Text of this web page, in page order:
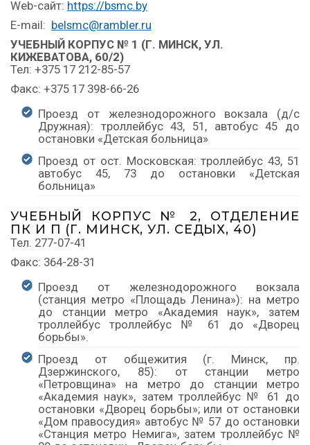
Web-сайт: https://bsmc.by
E-mail: belsmc@rambler.ru
УЧЕБНЫЙ КОРПУС № 1 (Г. МИНСК, УЛ.
КИЖЕВАТОВА, 60/2)
Тел: +375 17 212-85-57
Факс: +375 17 398-66-26
Проезд от железнодорожного вокзала (д/с
Дружная): троллейбус 43, 51, автобус 45 до
остановки «Детская больница»
Проезд от ост. Московская: троллейбус 43, 51
автобус 45, 73 до остановки «Детская
больница»
УЧЕБНЫЙ КОРПУС № 2, ОТДЕЛЕНИЕ
ПК И П (Г. МИНСК, УЛ. СЕДЫХ, 40)
Тел. 277-07-41
Факс: 364-28-31
Проезд от железнодорожного вокзала
(станция метро «Площадь Ленина»): на метро
до станции метро «Академия наук», затем
троллейбус троллейбус № 61 до «Дворец
борьбы».
Проезд от общежития (г. Минск, пр.
Дзержинского, 85): от станции метро
«Петровщина» на метро до станции метро
«Академия наук», затем троллейбус № 61 до
остановки «Дворец борьбы»; или от остановки
«Дом правосудия» автобус № 57 до остановки
«Станция метро Немига», затем троллейбус №